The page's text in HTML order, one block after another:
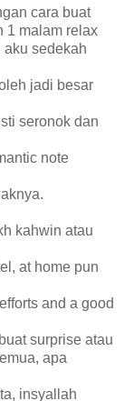
cara buat
1 malam relax
aku sedekah
jadi besar
seronok dan
note
kahwin atau
at home pun
and a good
surprise atau
apa
insyallah